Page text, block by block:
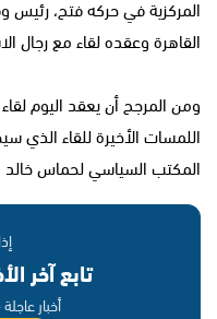
المركزية في حركه فتح، رئيس
القاهرة وعقده لقاء مع رجال
ومن المرجح أن يعقد اليوم
اللمسات الأخيرة للقاء
المكتب السياسي لحماس
تابع آخر
أخبار